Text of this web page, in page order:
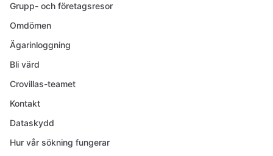
Grupp- och företagsresor
Omdömen
Ägarinloggning
Bli värd
Crovillas-teamet
Kontakt
Dataskydd
Hur vår sökning fungerar